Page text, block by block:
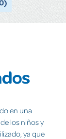
en una
los niños y
ya que